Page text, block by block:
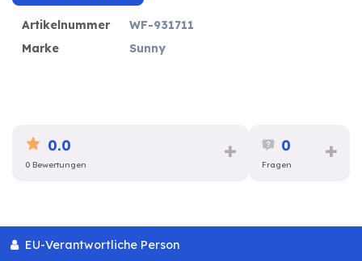
Artikelnummer
WF-931711
Marke
Sunny
0.0
0 Bewertungen
0
Fragen
EU-Verantwortliche Person